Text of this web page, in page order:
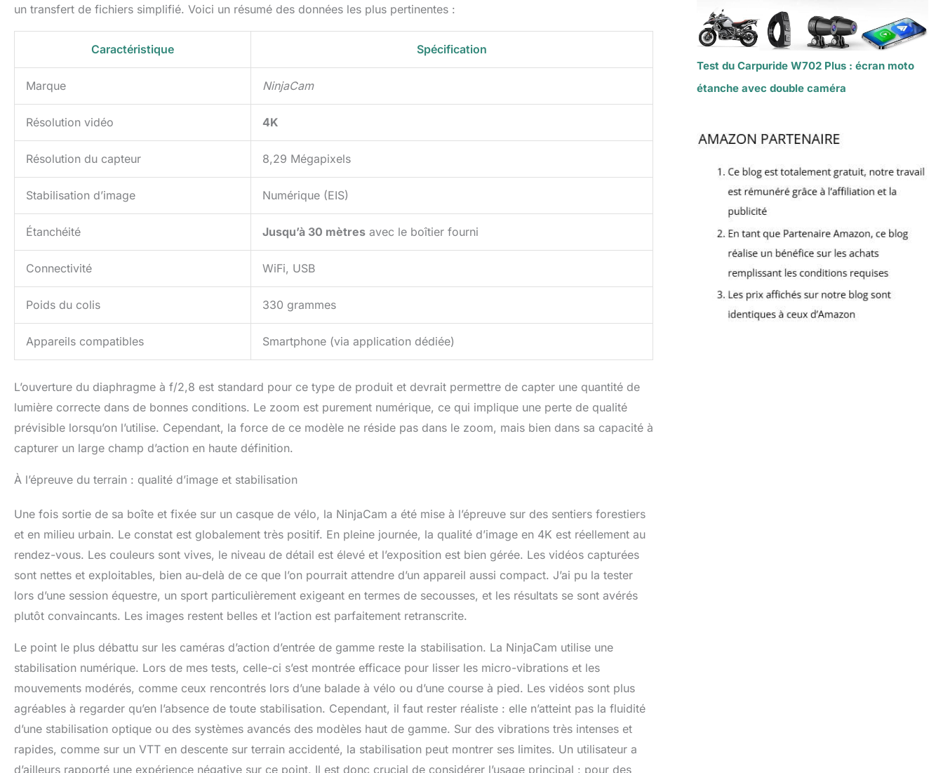
un transfert de fichiers simplifié. Voici un résumé des données les plus pertinentes :
Caractéristique Spécification
Marque NinjaCam
Résolution vidéo 4K
Résolution du capteur 8,29 Mégapixels
Stabilisation d’image Numérique (EIS)
Étanchéité Jusqu’à 30 mètres avec le boîtier fourni
Connectivité WiFi, USB
Poids du colis 330 grammes
Appareils compatibles Smartphone (via application dédiée)
L’ouverture du diaphragme à f/2,8 est standard pour ce type de produit et devrait permettre de capter une quantité de
lumière correcte dans de bonnes conditions. Le zoom est purement numérique, ce qui implique une perte de qualité
prévisible lorsqu’on l’utilise. Cependant, la force de ce modèle ne réside pas dans le zoom, mais bien dans sa capacité à
capturer un large champ d’action en haute définition.
À l’épreuve du terrain : qualité d’image et stabilisation
Une fois sortie de sa boîte et fixée sur un casque de vélo, la NinjaCam a été mise à l’épreuve sur des sentiers forestiers
et en milieu urbain. Le constat est globalement très positif. En pleine journée, la qualité d’image en 4K est réellement au
rendez-vous. Les couleurs sont vives, le niveau de détail est élevé et l’exposition est bien gérée. Les vidéos capturées
sont nettes et exploitables, bien au-delà de ce que l’on pourrait attendre d’un appareil aussi compact. J’ai pu la tester
lors d’une session équestre, un sport particulièrement exigeant en termes de secousses, et les résultats se sont avérés
plutôt convaincants. Les images restent belles et l’action est parfaitement retranscrite.
Le point le plus débattu sur les caméras d’action d’entrée de gamme reste la stabilisation. La NinjaCam utilise une
stabilisation numérique. Lors de mes tests, celle-ci s’est montrée efficace pour lisser les micro-vibrations et les
mouvements modérés, comme ceux rencontrés lors d’une balade à vélo ou d’une course à pied. Les vidéos sont plus
agréables à regarder qu’en l’absence de toute stabilisation. Cependant, il faut rester réaliste : elle n’atteint pas la fluidité
d’une stabilisation optique ou des systèmes avancés des modèles haut de gamme. Sur des vibrations très intenses et
rapides, comme sur un VTT en descente sur terrain accidenté, la stabilisation peut montrer ses limites. Un utilisateur a
d’ailleurs rapporté une expérience négative sur ce point. Il est donc crucial de considérer l’usage principal : pour des
Test du Carpuride W702 Plus : écran moto
étanche avec double caméra